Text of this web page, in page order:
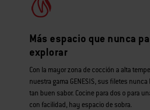
Más espacio que nunca
explorar
Con la mayor zona de cocción a alta
nuestra gama GENESIS, sus filetes
tan buen sabor. Cocine para dos o para
con facilidad, hay espacio de sobra.